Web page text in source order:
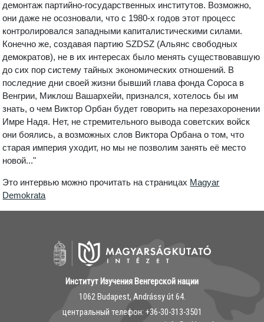
демонтаж партийно-государственных институтов. Возможно,
они даже не осозновали, что с 1980-х годов этот процесс
контролировался западными капиталистическими силами.
Конечно же, создавая партию SZDSZ (Альянс свободных
демократов), не в их интересах было менять существовавшую
до сих пор систему тайных экономических отношений. В
последние дни своей жизни бывший глава фонда Сороса в
Венгрии, Миклош Вашархейи, признался, хотелось бы им
знать, о чем Виктор Орбан будет говорить на перезахоронении
Имре Надя. Нет, не стремительного вывода советских войск
они боялись, а возможных слов Виктора Орбана о том, что
старая империя уходит, но мы не позволим занять её место
новой..."
Это интервью можно прочитать на страницах Magyar
Demokrata
Институт Изучения Венгерской нации
1062 Budapest, Andrássy út 64.
центральный телефон: ‭+36-30-313-3501